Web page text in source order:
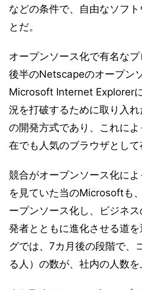
などの条件で、自由なソフ
とだ。
オープンソース化で有名な
後半のNetscapeのオープン
Microsoft Internet Explorer
況を打破するために取り入
の開発方式であり、これに
在でも人気のブラウザとして
競合がオープンソース化に
を見ていた当のMicrosoftも
ープンソース化し、ビジネ
発者とともに進化させる道
グでは、7カ月後の段階で、
る人）の数が、社内の人数を